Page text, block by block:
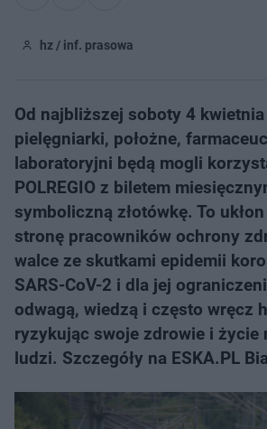
hz / inf. prasowa
Od najbliższej soboty 4
pielęgniarki, położne,
laboratoryjni będą mogli
POLREGIO z biletem
symboliczną złotówkę. To
stronę pracowników ochrony
walce ze skutkami epidemii
SARS-CoV-2 i dla jej
odwagą, wiedzą i często wręcz
ryzykując swoje zdrowie i życie
ludzi. Szczegóły na ESKA.PL